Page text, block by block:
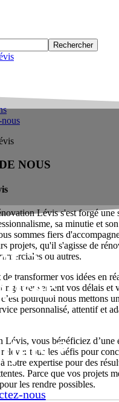
Rechercher
à
?
nous
NOUS
Lévis s'est forgé une
sa minutie et
sommes fiers
projets, qu'il s'agisse de
ou autres.
transformer vos idées en
rigoureusement vos délais et
pourquoi nous mettons
personnalisé, attentif et
Lévis, vous bénéficiez d’une
tous les défis pour
notre expertise pour des
Parce que vos projets
les rendre possibles.